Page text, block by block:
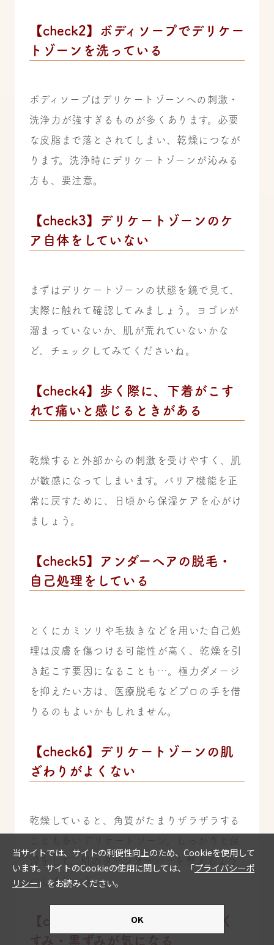
【check2】ボディソープでデリケー
トゾーンを洗っている
ボディソープはデリケートゾーンへの刺激・
洗浄力が強すぎるものが多くあります。必要
な皮脂まで落とされてしまい、乾燥につなが
ります。洗浄時にデリケートゾーンが沁みる
方も、要注意。
【check3】デリケートゾーンのケ
ア自体をしていない
まずはデリケートゾーンの状態を鏡で見て、
実際に触れて確認してみましょう。ヨゴレが
溜まっていないか、肌が荒れていないかな
ど、チェックしてみてくださいね。
【check4】歩く際に、下着がこす
れて痛いと感じるときがある
乾燥すると外部からの刺激を受けやすく、肌
が敏感になってしまいます。バリア機能を正
常に戻すために、日頃から保湿ケアを心がけ
ましょう。
【check5】アンダーヘアの脱毛・
自己処理をしている
とくにカミソリや毛抜きなどを用いた自己処
理は皮膚を傷つける可能性が高く、乾燥を引
き起こす要因になることも…。極力ダメージ
を抑えたい方は、医療脱毛などプロの手を借
りるのもよいかもしれません。
【check6】デリケートゾーンの肌
ざわりがよくない
乾燥していると、角質がたまりザラザラする
湿をして、肌のターンオーバーを整えるよう
にしましょう。
【check7】デリケートゾーンのく
すみ・黒ずみが気になる